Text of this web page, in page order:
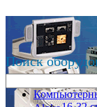
Поиск